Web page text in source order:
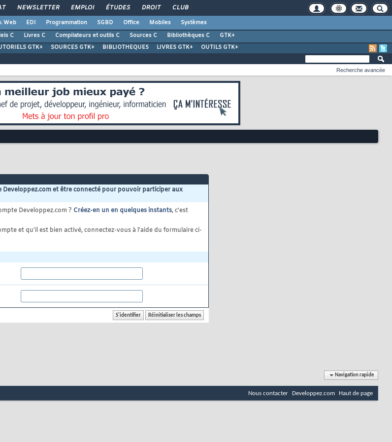
NEWSLETTER EMPLOI ÉTUDES DROIT CLUB
Web EDI Programmation SGBD Office Mobiles
Systèmes
C Livres C Compilateurs et outils C Sources C Bibliothèques C
GTK+
GTK+ SOURCES GTK+ BIBLIOTHEQUES LIVRES GTK+ OUTILS GTK+
Recherche avancée
Developpez.com et être connecté pour pouvoir participer aux
Developpez.com ? Créez-en un en quelques instants, c'est
et qu'il est bien activé, connectez-vous à l'aide du formulaire ci-
Navigation rapide
Nous contacter Developpez.com Haut de page